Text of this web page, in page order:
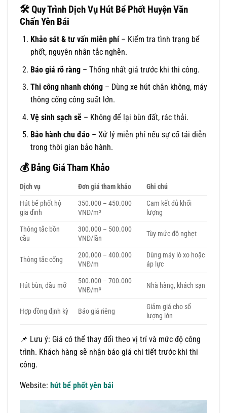
🛠Quy Trình Dịch Vụ Hút Bể Phốt Huyện Văn
Chấn Yên Bái
Khảo sát & tư vấn miễn phí– Kiểm tra tình trạng bể
phốt, nguyên nhân tắc nghẽn.
Báo giá rõ ràng– Thống nhất giá trước khi thi công.
Thi công nhanh chóng– Dùng xe hút chân không, máy
thông cống công suất lớn.
Vệ sinh sạch sẽ– Không để lại bùn đất, rác thải.
Bảo hành chu đáo– Xử lý miễn phí nếu sự cố tái diễn
trong thời gian bảo hành.
💰Bảng Giá Tham Khảo
Dịch vụ Đơn giá tham khảo
Ghi chú
Hút bể phốt hộ
gia đình
350.000 – 450.000
VNĐ/m³
Cam kết đủ khối
lượng
Thông tắc bồn
cầu
300.000 – 500.000
VNĐ/lần
Tùy mức độ nghẹt
Thông tắc cống
200.000 – 400.000
VNĐ/m
Dùng máy lò xo hoặc
áp lực
Hút bùn, dầu mỡ
500.000 – 700.000
VNĐ/m³
Nhà hàng, khách sạn
Hợp đồng định kỳ Báo giá riêng
Giảm giá cho số
lượng lớn
📌 Lưu ý: Giá có thể thay đổi theo vị trí và mức độ công
trình. Khách hàng sẽ nhận báo giá chi tiết trước khi thi
công.
Website: hút bể phốt yên bái